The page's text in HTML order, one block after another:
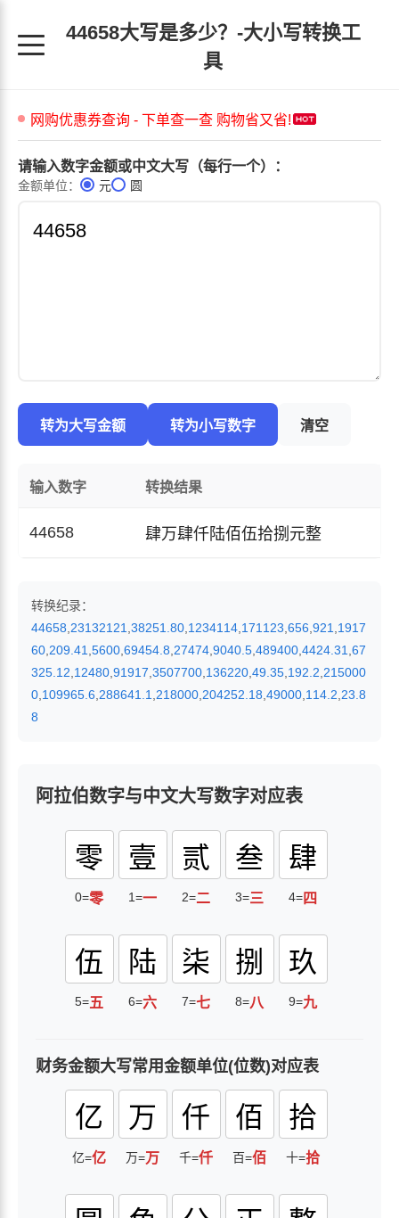
44658大写是多少？-大小写转换工
具
请输入数字金额或中文大写（每行一个）：
金额单位： 元 圆
转为大写金额 转为小写数字 清空
输入数字 转换结果
44658 肆万肆仟陆佰伍拾捌元整
转换纪录：
44658 23132121 38251.80 1234114 171123 656 921 1917
60 209.41 5600 69454.8 27474 9040.5 489400 4424.31 67
325.12 12480 91917 3507700 136220 49.35 192.2 215000
0 109965.6 288641.1 218000 204252.18 49000 114.2 23.8
8
阿拉伯数字与中文大写数字对应表
零
0=零
壹
1=一
贰
2=二
叁
3=三
肆
4=四
伍
5=五
陆
6=六
柒
7=七
捌
8=八
玖
9=九
财务金额大写常用金额单位(位数)对应表
亿
亿=亿
万
万=万
仟
千=仟
佰
百=佰
拾
十=拾